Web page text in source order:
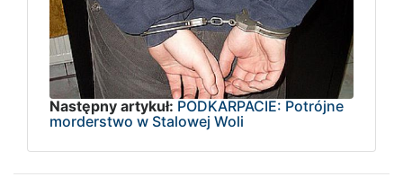
Następny artykuł: PODKARPACIE: Potrójne
morderstwo w Stalowej Woli